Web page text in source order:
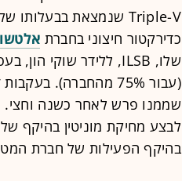
כדירקטור חיצוני בחברת
(עבור 75% מהחברה).
שממנו פרש לאחר כשנה וחצי.
בהיקף הפעילות של חברת